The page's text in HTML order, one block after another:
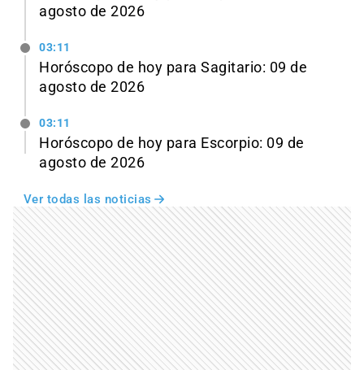
agosto de 2026
03:11
Horóscopo de hoy para Sagitario: 09 de
agosto de 2026
03:11
Horóscopo de hoy para Escorpio: 09 de
agosto de 2026
Ver todas las noticias